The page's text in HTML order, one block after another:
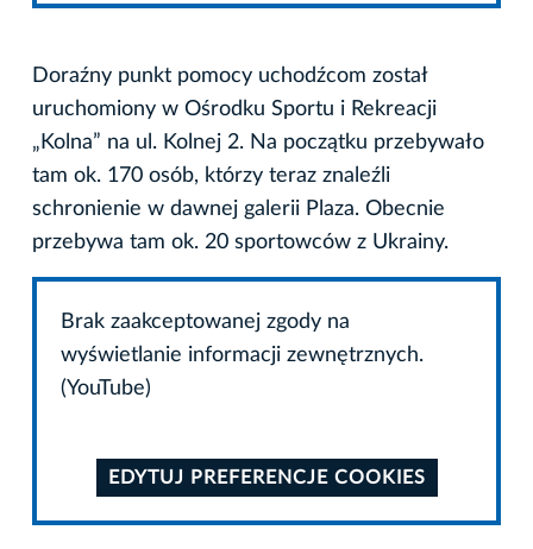
Doraźny punkt pomocy uchodźcom został
uruchomiony w Ośrodku Sportu i Rekreacji
„Kolna” na ul. Kolnej 2. Na początku przebywało
tam ok. 170 osób, którzy teraz znaleźli
schronienie w dawnej galerii Plaza. Obecnie
przebywa tam ok. 20 sportowców z Ukrainy.
Brak zaakceptowanej zgody na
wyświetlanie informacji zewnętrznych.
(YouTube)
EDYTUJ PREFERENCJE COOKIES